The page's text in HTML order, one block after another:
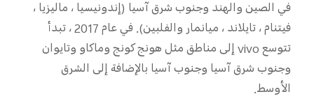
Iraq | حدد البلد/المنطقة
في الصين والهند وجنوب شرق آسيا (إندونيسيا ، ماليزيا ،
فيتنام ، تايلاند ، ميانمار والفلبين). في عام 2017 ، تبدأ
تتوسع vivo إلى مناطق مثل هونج كونج وماكاو وتايوان
وجنوب شرق آسيا وجنوب آسيا بالإضافة إلى الشرق
الأوسط.